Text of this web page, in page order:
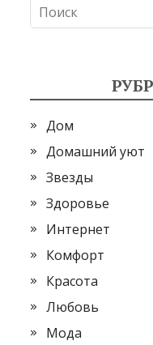
Дом
Домашний уют
Звезды
Здоровье
Интернет
Комфорт
Красота
Любовь
Мода